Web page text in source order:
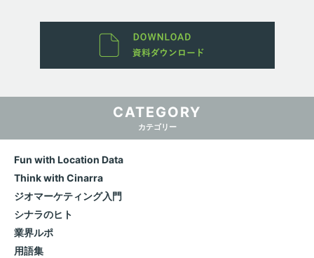
CATEGORY
カテゴリー
Fun with Location Data
Think with Cinarra
ジオマーケティング入門
シナラのヒト
業界ルポ
用語集